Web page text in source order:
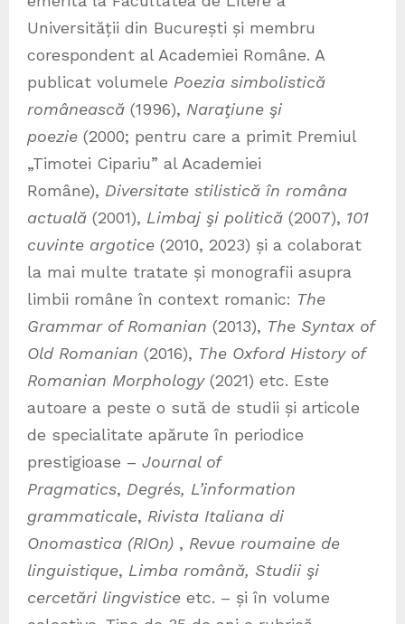
Universității din București și membru
corespondent al Academiei Române. A
publicat volumele Poezia simbolistică
românească (1996), Naraţiune şi
poezie (2000; pentru care a primit Premiul
„Timotei Cipariu” al Academiei
Române), Diversitate stilistică în româna
actuală (2001), Limbaj şi politică (2007), 101
cuvinte argotice (2010, 2023) și a colaborat
la mai multe tratate și monografii asupra
limbii române în context romanic: The
Grammar of Romanian (2013), The Syntax of
Old Romanian (2016), The Oxford History of
Romanian Morphology(2021) etc. Este
autoare a peste o sută de studii și articole
de specialitate apărute în periodice
prestigioase – Journal of
Pragmatics, Degrés, L’information
grammaticale, Rivista Italiana di
Onomastica (RIOn) , Revue roumaine de
linguistique, Limba română, Studii şi
cercetări lingvistice etc. – și în volume